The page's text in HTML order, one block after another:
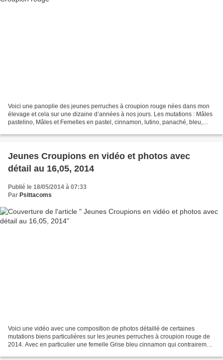
Voici une panoplie des jeunes perruches à croupion rouge nées dans mon
élevage et cela sur une dizaine d’années à nos jours. Les mutations : Mâles
pastelino, Mâles et Femelles en pastel, cinnamon, lutino, panaché, bleu,
Jeunes Croupions en vidéo et photos avec
détail au 16,05, 2014
Publié le 18/05/2014 à 07:33
Par Psittacoms
Voici une vidéo avec une composition de photos détaillé de certaines
mutations biens particulières sur les jeunes perruches à croupion rouge de
2014. Avec en particulier une femelle Grise bleu cinnamon qui contrairement